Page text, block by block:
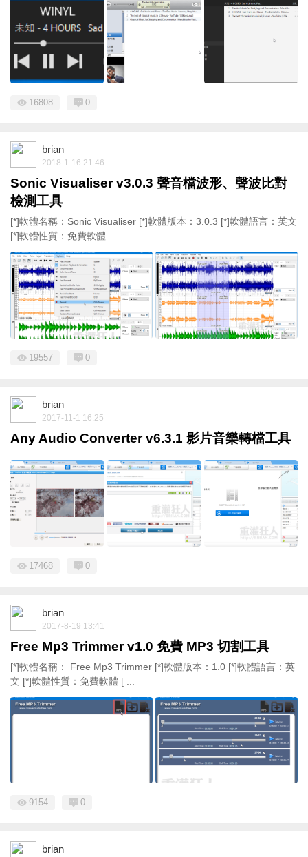
16808 0
brian
2018-1-16 21:46
Sonic Visualiser v3.0.3 聲音檔波形、聲波比對
檢測工具
[*]軟體名稱：Sonic Visualiser [*]軟體版本：3.0.3 [*]軟體語言：英文
[*]軟體性質：免費軟體 ...
19557 0
brian
2017-11-1 16:25
Any Audio Converter v6.3.1 影片音樂轉檔工具
17468 0
brian
2017-8-19 13:41
Free Mp3 Trimmer v1.0 免費 MP3 切割工具
[*]軟體名稱： Free Mp3 Trimmer [*]軟體版本：1.0 [*]軟體語言：英
文 [*]軟體性質：免費軟體 [ ...
9154 0
brian